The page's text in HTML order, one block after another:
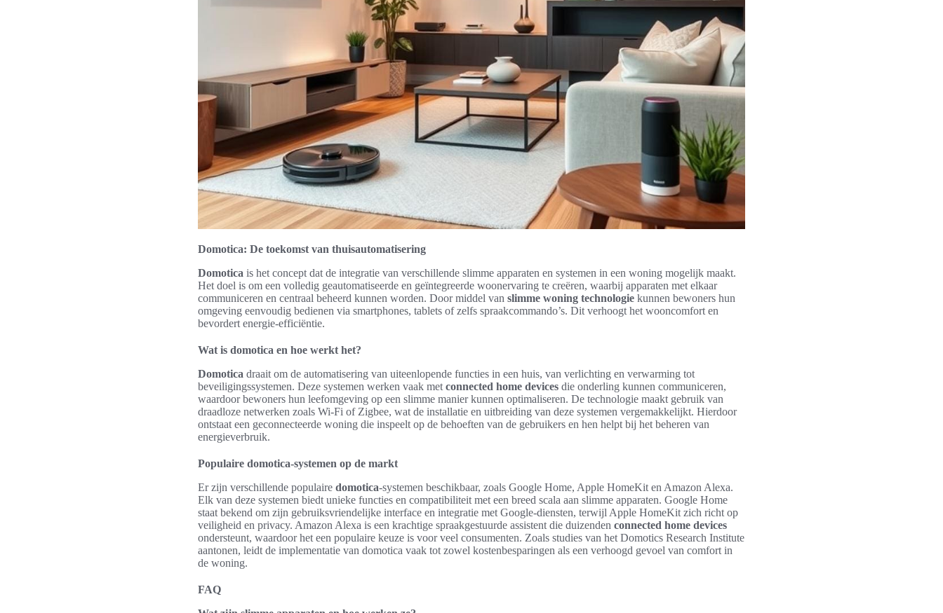
Domotica: De toekomst van thuisautomatisering
Domotica is het concept dat de integratie van verschillende slimme apparaten en systemen in een woning mogelijk maakt.
Het doel is om een volledig geautomatiseerde en geïntegreerde woonervaring te creëren, waarbij apparaten met elkaar
communiceren en centraal beheerd kunnen worden. Door middel van slimme woning technologie kunnen bewoners hun
omgeving eenvoudig bedienen via smartphones, tablets of zelfs spraakcommando’s. Dit verhoogt het wooncomfort en
bevordert energie-efficiëntie.
Wat is domotica en hoe werkt het?
Domotica draait om de automatisering van uiteenlopende functies in een huis, van verlichting en verwarming tot
beveiligingssystemen. Deze systemen werken vaak met connected home devices die onderling kunnen communiceren,
waardoor bewoners hun leefomgeving op een slimme manier kunnen optimaliseren. De technologie maakt gebruik van
draadloze netwerken zoals Wi-Fi of Zigbee, wat de installatie en uitbreiding van deze systemen vergemakkelijkt. Hierdoor
ontstaat een geconnecteerde woning die inspeelt op de behoeften van de gebruikers en hen helpt bij het beheren van
energieverbruik.
Populaire domotica-systemen op de markt
Er zijn verschillende populaire domotica-systemen beschikbaar, zoals Google Home, Apple HomeKit en Amazon Alexa.
Elk van deze systemen biedt unieke functies en compatibiliteit met een breed scala aan slimme apparaten. Google Home
staat bekend om zijn gebruiksvriendelijke interface en integratie met Google-diensten, terwijl Apple HomeKit zich richt op
veiligheid en privacy. Amazon Alexa is een krachtige spraakgestuurde assistent die duizenden connected home devices
ondersteunt, waardoor het een populaire keuze is voor veel consumenten. Zoals studies van het Domotics Research Institute
aantonen, leidt de implementatie van domotica vaak tot zowel kostenbesparingen als een verhoogd gevoel van comfort in
de woning.
FAQ